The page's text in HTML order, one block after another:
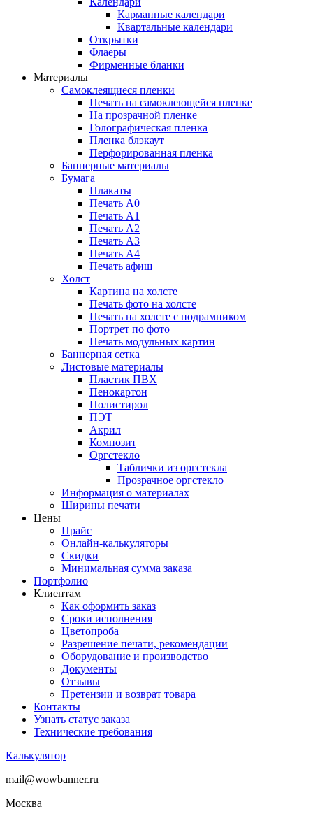
Карманные календари
Квартальные календари
Открытки
Флаеры
Фирменные бланки
Материалы
Самоклеящиеся пленки
Печать на самоклеющейся пленке
На прозрачной пленке
Голографическая пленка
Пленка блэкаут
Перфорированная пленка
Баннерные материалы
Бумага
Плакаты
Печать А0
Печать А1
Печать А2
Печать А3
Печать А4
Печать афиш
Холст
Картина на холсте
Печать фото на холсте
Печать на холсте с подрамником
Портрет по фото
Печать модульных картин
Баннерная сетка
Листовые материалы
Пластик ПВХ
Пенокартон
Полистирол
ПЭТ
Акрил
Композит
Оргстекло
Таблички из оргстекла
Прозрачное оргстекло
Информация о материалах
Ширины печати
Цены
Прайс
Онлайн-калькуляторы
Скидки
Минимальная сумма заказа
Портфолио
Клиентам
Как оформить заказ
Сроки исполнения
Цветопроба
Разрешение печати, рекомендации
Оборудование и производство
Документы
Отзывы
Претензии и возврат товара
Контакты
Узнать статус заказа
Технические требования
Калькулятор
mail@wowbanner.ru
Москва